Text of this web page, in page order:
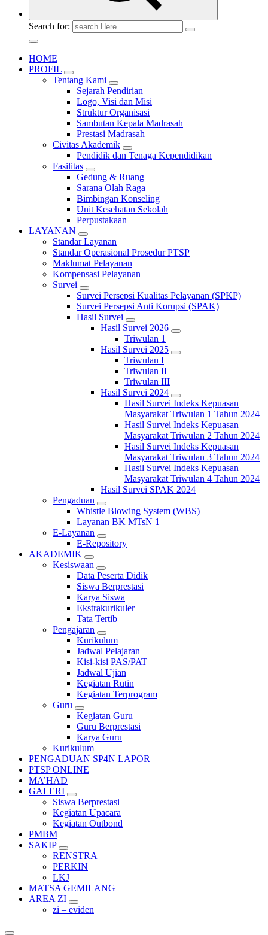
Search for:
HOME
PROFIL
Tentang Kami
Sejarah Pendirian
Logo, Visi dan Misi
Struktur Organisasi
Sambutan Kepala Madrasah
Prestasi Madrasah
Civitas Akademik
Pendidik dan Tenaga Kependidikan
Fasilitas
Gedung & Ruang
Sarana Olah Raga
Bimbingan Konseling
Unit Kesehatan Sekolah
Perpustakaan
LAYANAN
Standar Layanan
Standar Operasional Prosedur PTSP
Maklumat Pelayanan
Kompensasi Pelayanan
Survei
Survei Persepsi Kualitas Pelayanan (SPKP)
Survei Persepsi Anti Korupsi (SPAK)
Hasil Survei
Hasil Survei 2026
Triwulan 1
Hasil Survei 2025
Triwulan I
Triwulan II
Triwulan III
Hasil Survei 2024
Hasil Survei Indeks Kepuasan
Masyarakat Triwulan 1 Tahun 2024
Hasil Survei Indeks Kepuasan
Masyarakat Triwulan 2 Tahun 2024
Hasil Survei Indeks Kepuasan
Masyarakat Triwulan 3 Tahun 2024
Hasil Survei Indeks Kepuasan
Masyarakat Triwulan 4 Tahun 2024
Hasil Survei SPAK 2024
Pengaduan
Whistle Blowing System (WBS)
Layanan BK MTsN 1
E-Layanan
E-Repository
AKADEMIK
Kesiswaan
Data Peserta Didik
Siswa Berprestasi
Karya Siswa
Ekstrakurikuler
Tata Tertib
Pengajaran
Kurikulum
Jadwal Pelajaran
Kisi-kisi PAS/PAT
Jadwal Ujian
Kegiatan Rutin
Kegiatan Terprogram
Guru
Kegiatan Guru
Guru Berprestasi
Karya Guru
Kurikulum
PENGADUAN SP4N LAPOR
PTSP ONLINE
MA’HAD
GALERI
Siswa Berprestasi
Kegiatan Upacara
Kegiatan Outbond
PMBM
SAKIP
RENSTRA
PERKIN
LKJ
MATSA GEMILANG
AREA ZI
zi – eviden